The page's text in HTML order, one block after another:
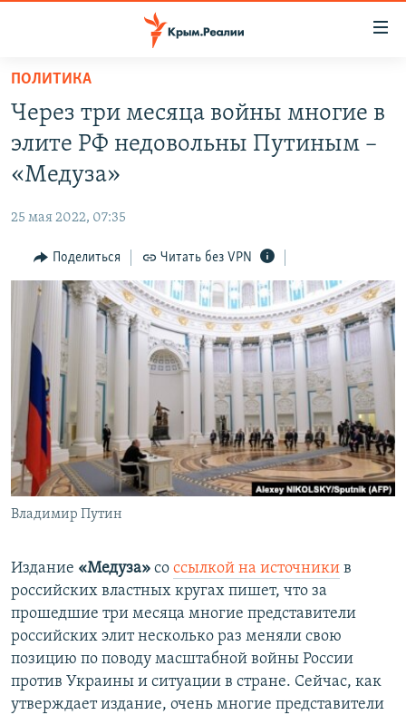
Вернуться
основному
содержанию
Вернутся
главной
Вернутся
поиску
СПЕЦПРОЕКТЫ
ГРУЗ 200
11 ЛЕТ ОККУПАЦИИ КРЫМА. 11 ИСТОРИЙ СОПРОТИВЛЕНИЯ
ВОДА
ЕЩЕ
ИНТЕРАКТИВ
ИНФОГРАФИКА
ТЕЛЕПРОЕКТ КРЫМ.РЕАЛИИ
СОВЕТЫ ПРАВОЗАЩИТНИКОВ
ПРОПАВШИЕ БЕЗ ВЕСТИ
ПОБЕДИТЕЛЕЙ НЕ СУДЯТ?
КРЫМ.НЕПОКОРЕННЫЙ
ELIFBE
УКРАИНСКАЯ ПРОБЛЕМА КРЫМА
РАДІО СВОБОДА
КАК ОБОЙТИ БЛОКИРОВКУ
Українською
Qırımtatar
ПРИСОЕДИНЯЙТЕСЬ!
ПОЛИТИКА
Через три месяца войны многие в
элите РФ недовольны Путиным –
«Медуза»
25 мая 2022, 07:35
Поделиться Читать без VPN
Владимир Путин
Издание «Медуза» со ссылкой на источники в
российских властных кругах пишет, что за
прошедшие три месяца многие представители
российских элит несколько раз меняли свою
позицию по поводу масштабной войны России
против Украины и ситуации в стране. Сейчас, как
утверждает издание, очень многие представители